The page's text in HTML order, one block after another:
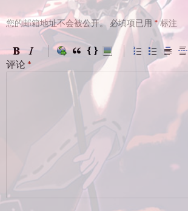
您的邮箱地址不会被公开。 必填项已用 *标注
评论 *